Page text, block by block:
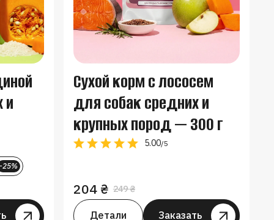
и
-25%
Заказать
Сухой корм с лососем
для собак средних и
крупных пород — 300 г
5.00/5
249₴Первоначальная
цена
204 ₴ Текущая
цена:
Детали Заказать